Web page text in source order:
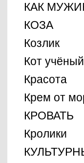
КАК
КОЗА
Козлик
Кот учёный
Красота
Крем от
КРОВАТЬ
Кролики